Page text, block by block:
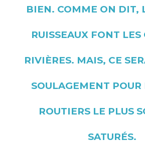
BIEN. COMME ON DIT,
RUISSEAUX FONT LES
RIVIÈRES. MAIS, CE
SOULAGEMENT POUR
ROUTIERS LE PLUS
SATURÉS.